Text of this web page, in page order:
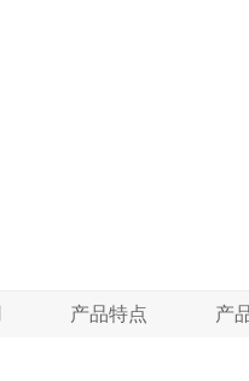
产品特点 产